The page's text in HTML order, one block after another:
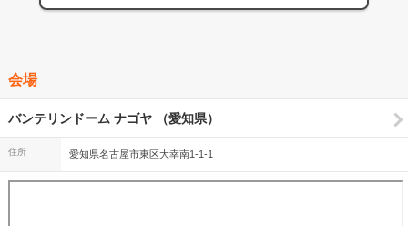
ラからの「明日晴れるかな」で、曲目もかなり満足できました。
会場
バンテリンドーム ナゴヤ （愛知県）
住所 愛知県名古屋市東区大幸南1-1-1